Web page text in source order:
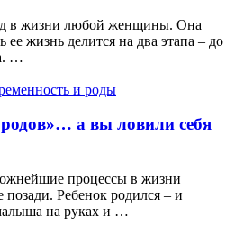
в жизни любой женщины. Она
ее жизнь делится на два этапа – до
…
и роды
а вы ловили себя
процессы в жизни
Ребенок родился – и
на руках и …